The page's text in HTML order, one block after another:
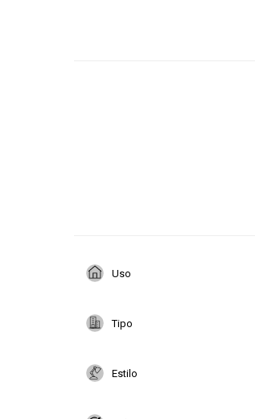
Uso
Tipo
Estilo